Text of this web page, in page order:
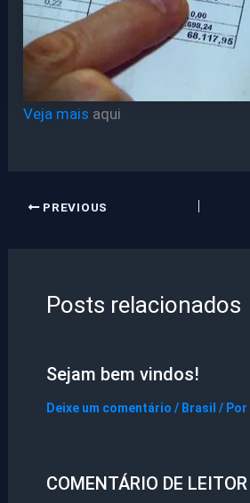
Veja mais aqui
PREVIOUS
Posts relacionados
Sejam bem vindos!
Deixe um comentário / Brasil / Por
COMENTÁRIO DE LEITOR